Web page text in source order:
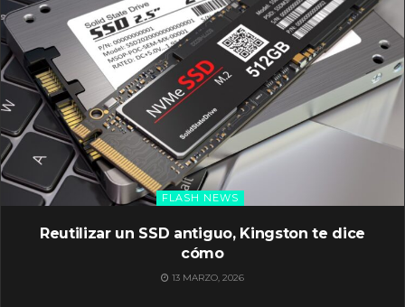
FLASH NEWS
Reutilizar un SSD antiguo, Kingston te dice
cómo
13 MARZO, 2026